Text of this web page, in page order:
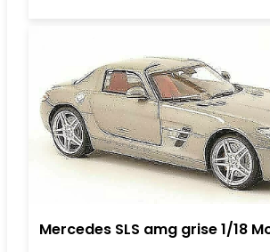
Mercedes SLS amg grise 1/18